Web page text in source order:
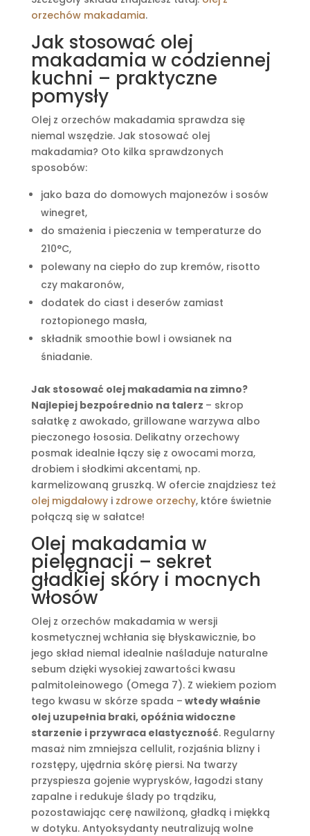
orzechów makadamia.
Jak stosować olej
makadamia w codziennej
kuchni – praktyczne
pomysły
Olej z orzechów makadamia sprawdza się
niemal wszędzie. Jak stosować olej
makadamia? Oto kilka sprawdzonych
sposobów:
jako baza do domowych majonezów i sosów
winegret,
do smażenia i pieczenia w temperaturze do
210°C,
polewany na ciepło do zup kremów, risotto
czy makaronów,
dodatek do ciast i deserów zamiast
roztopionego masła,
składnik smoothie bowl i owsianek na
śniadanie.
Jak stosować olej makadamia na zimno?
Najlepiej bezpośrednio na talerz – skrop
sałatkę z awokado, grillowane warzywa albo
pieczonego łososia. Delikatny orzechowy
posmak idealnie łączy się z owocami morza,
drobiem i słodkimi akcentami, np.
karmelizowaną gruszką. W ofercie znajdziesz też
olej migdałowyi zdrowe orzechy, które świetnie
połączą się w sałatce!
Olej makadamia w
pielęgnacji – sekret
gładkiej skóry i mocnych
włosów
Olej z orzechów makadamia w wersji
kosmetycznej wchłania się błyskawicznie, bo
jego skład niemal idealnie naśladuje naturalne
sebum dzięki wysokiej zawartości kwasu
palmitoleinowego (Omega 7). Z wiekiem poziom
tego kwasu w skórze spada – wtedy właśnie
olej uzupełnia braki, opóźnia widoczne
starzenie i przywraca elastyczność. Regularny
masaż nim zmniejsza cellulit, rozjaśnia blizny i
rozstępy, ujędrnia skórę piersi. Na twarzy
przyspiesza gojenie wyprysków, łagodzi stany
zapalne i redukuje ślady po trądziku,
pozostawiając cerę nawilżoną, gładką i miękką
w dotyku. Antyoksydanty neutralizują wolne